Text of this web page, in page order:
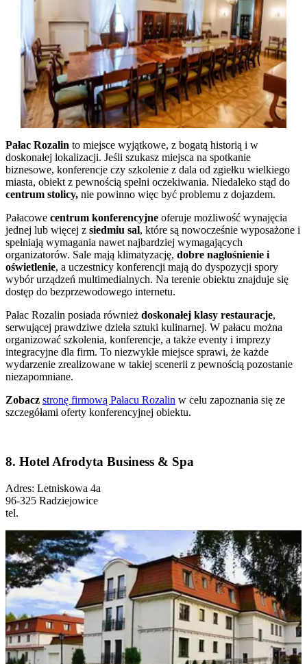
Pałac Rozalin to miejsce wyjątkowe, z bogatą historią i w
doskonałej lokalizacji. Jeśli szukasz miejsca na spotkanie
biznesowe, konferencje czy szkolenie z dala od zgiełku wielkiego
miasta, obiekt z pewnością spełni oczekiwania. Niedaleko stąd do
centrum stolicy, nie powinno więc być problemu z dojazdem.
Pałacowe centrum konferencyjne oferuje możliwość wynajęcia
jednej lub więcej z siedmiu sal, które są nowocześnie wyposażone i
spełniają wymagania nawet najbardziej wymagających
organizatorów. Sale mają klimatyzację, dobre nagłośnienie i
oświetlenie, a uczestnicy konferencji mają do dyspozycji spory
wybór urządzeń multimedialnych. Na terenie obiektu znajduje się
dostęp do bezprzewodowego internetu.
Pałac Rozalin posiada również doskonałej klasy restauracje,
serwującej prawdziwe dzieła sztuki kulinarnej. W pałacu można
organizować szkolenia, konferencje, a także eventy i imprezy
integracyjne dla firm. To niezwykłe miejsce sprawi, że każde
wydarzenie zrealizowane w takiej scenerii z pewnością pozostanie
niezapomniane.
Zobacz stronę firmową Pałacu Rozalin w celu zapoznania się ze
szczegółami oferty konferencyjnej obiektu.
8. Hotel Afrodyta Business & Spa
Adres: Letniskowa 4a
96-325 Radziejowice
tel.